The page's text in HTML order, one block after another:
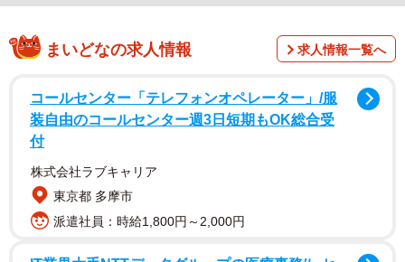
まいどなの求人情報 求人情報一覧へ
コールセンター「テレフォンオペレーター」/服
装自由のコールセンター週3日短期もOK総合受
付
株式会社ラブキャリア
東京都 多摩市
派遣社員：時給1,800円～2,000円